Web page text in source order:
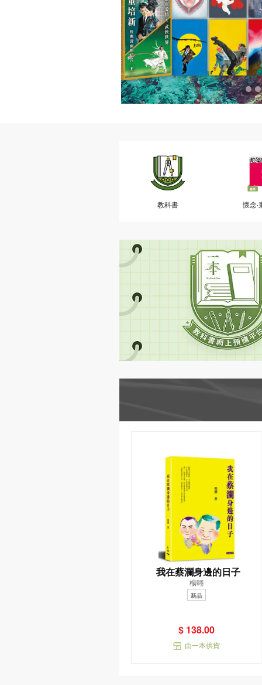
教科書 懷念‧
我在蔡瀾身邊的日子
楊翺
新品
$ 138.00
由一本供貨